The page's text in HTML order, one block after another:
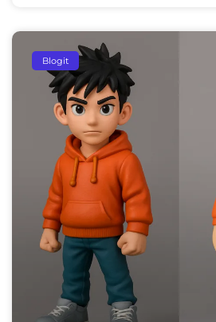
Blogit